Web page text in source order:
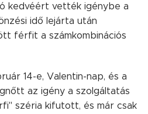
kedvéért vették igénybe a
idő lejárta után
férfit a számkombinációs
14-e, Valentin-nap, és a
az igény a szolgáltatás
széria kifutott, és már csak